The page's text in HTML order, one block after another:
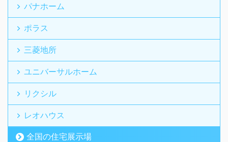
パナホーム
ポラス
三菱地所
ユニバーサルホーム
リクシル
レオハウス
全国の住宅展示場